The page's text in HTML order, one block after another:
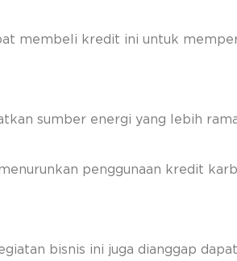
membeli kredit ini untuk
sumber energi yang lebih
penggunaan kredit
bisnis ini juga dianggap